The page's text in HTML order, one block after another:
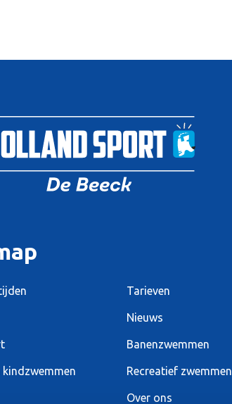
Tarieven
Nieuws
Banenzwemmen
kindzwemmen Recreatief zwemmen
Over ons